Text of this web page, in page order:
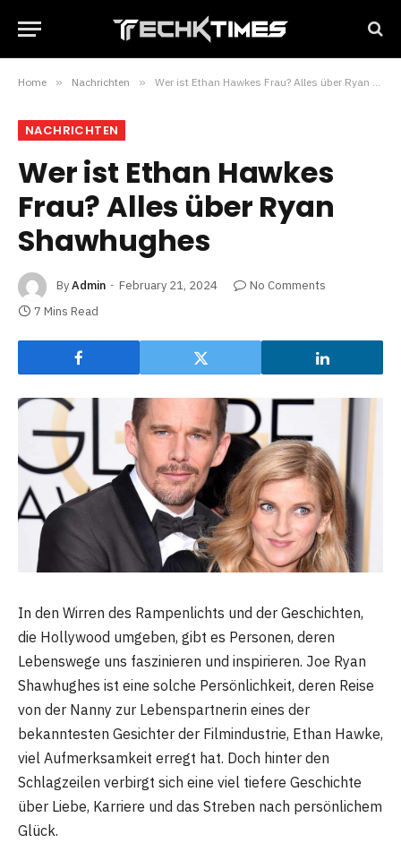
Home » Nachrichten » Wer ist Ethan Hawkes Frau? Alles über Ryan Shawhughes
NACHRICHTEN
Wer ist Ethan Hawkes
Frau? Alles über Ryan
Shawhughes
ByAdmin February 21, 2024
No Comments
7 Mins Read
In den Wirren des Rampenlichts und der Geschichten,
die Hollywood umgeben, gibt es Personen, deren
Lebenswege uns faszinieren und inspirieren. Joe Ryan
Shawhughes ist eine solche Persönlichkeit, deren Reise
von der Nanny zur Lebenspartnerin eines der
bekanntesten Gesichter der Filmindustrie, Ethan Hawke,
viel Aufmerksamkeit erregt hat. Doch hinter den
Schlagzeilen verbirgt sich eine viel tiefere Geschichte
über Liebe, Karriere und das Streben nach persönlichem
Glück.